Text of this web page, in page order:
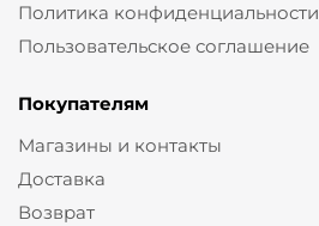
Политика конфиденциальности
Пользовательское соглашение
Покупателям
Магазины и контакты
Доставка
Возврат